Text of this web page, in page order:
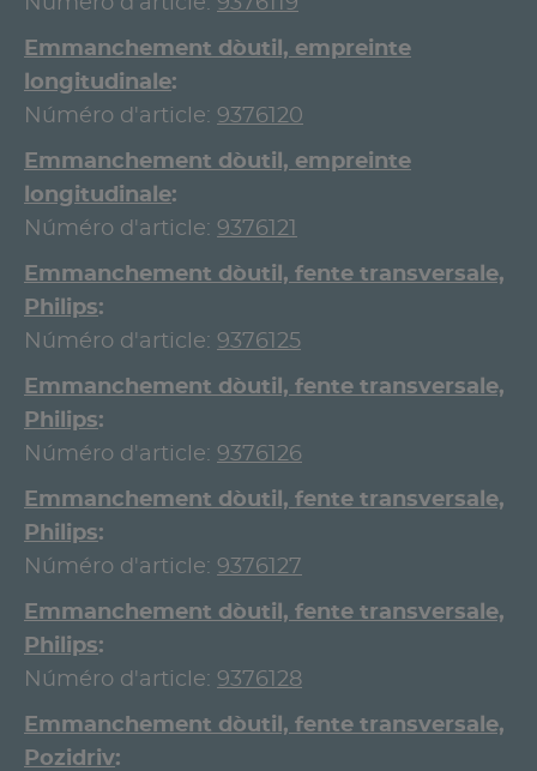
Emmanchement d`outil, empreinte
longitudinale
Núméro d'article: 9376120
Emmanchement d`outil, empreinte
longitudinale
Núméro d'article: 9376121
Emmanchement d`outil, fente transversale,
Philips
Núméro d'article: 9376125
Emmanchement d`outil, fente transversale,
Philips
Núméro d'article: 9376126
Emmanchement d`outil, fente transversale,
Philips
Núméro d'article: 9376127
Emmanchement d`outil, fente transversale,
Philips
Núméro d'article: 9376128
Emmanchement d`outil, fente transversale,
Pozidriv